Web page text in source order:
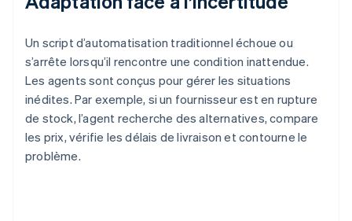
Un script d’automatisation traditionnel échoue ou
s’arrête lorsqu’il rencontre une condition inattendue.
Les agents sont conçus pour gérer les situations
inédites. Par exemple, si un fournisseur est en rupture
de stock, l’agent recherche des alternatives, compare
les prix, vérifie les délais de livraison et contourne le
problème.